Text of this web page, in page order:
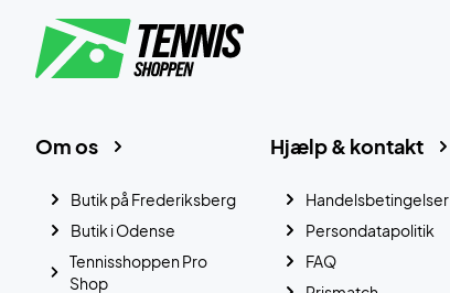
Hjælp & kontakt
Handelsbetingelser
Persondatapolitik
FAQ
Om os
Butik på Frederiksberg
Butik i Odense
Tennisshoppen Pro
Shop